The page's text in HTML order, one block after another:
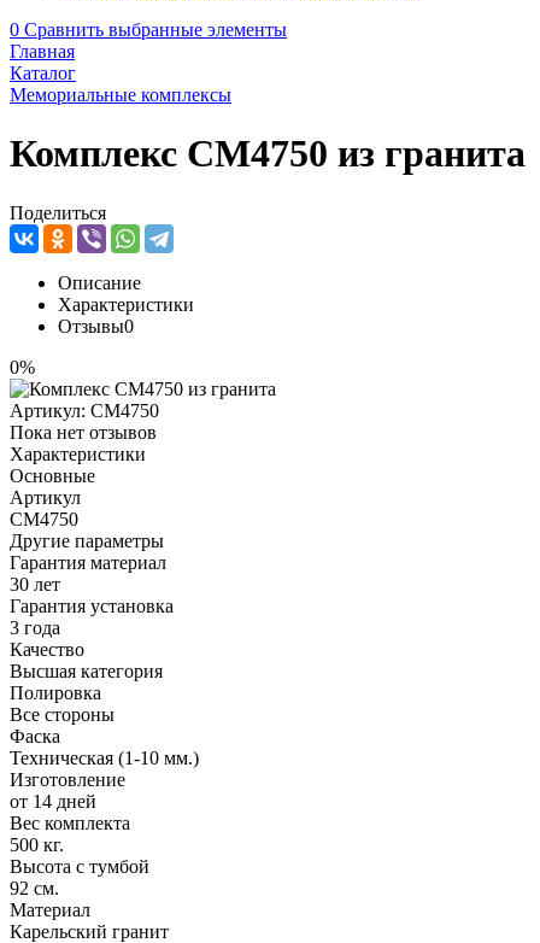
0 Сравнить выбранные элементы
Главная
Каталог
Мемориальные комплексы
Комплекс CM4750 из гранита
Поделиться
Описание
Характеристики
Отзывы0
0%
Артикул: CM4750
Пока нет отзывов
Характеристики
Основные
Артикул
CM4750
Другие параметры
Гарантия материал
30 лет
Гарантия установка
3 года
Качество
Высшая категория
Полировка
Все стороны
Фаска
Техническая (1-10 мм.)
Изготовление
от 14 дней
Вес комплекта
500 кг.
Высота с тумбой
92 см.
Материал
Карельский гранит